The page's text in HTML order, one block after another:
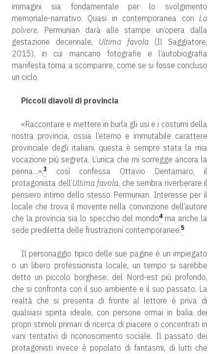
immagini sia fondamentale per lo svolgimento
memoriale-narrativo. Quasi in contemporanea con La
polvere, Permunian darà alle stampe un’opera dalla
gestazione decennale, Ultima favola (Il Saggiatore,
2015), in cui mancano fotografie e l’autobiografia
manifesta torna a scomparire, come se si fosse concluso
un ciclo.
Piccoli diavoli di provincia
«Raccontare e mettere in burla gli usi e i costumi della
nostra provincia, ossia l’eterno e immutabile carattere
provinciale degli italiani, questa è sempre stata la mia
vocazione più segreta. L’unica che mi sorregge ancora la
penna…»,3
così confessa Ottavio Dentamaro, il
protagonista dell’Ultima favola, che sembra riverberare il
pensiero intimo dello stesso Permunian. Interesse per il
locale che trova il movente nella convinzione dell’autore
che la provincia sia lo specchio del mondo4ma anche la
sede prediletta delle frustrazioni contemporanee.5
Il personaggio tipico delle sue pagine è un impiegato
o un libero professionista locale, un tempo si sarebbe
detto un piccolo borghese, del Nord-est più profondo,
che si confronta con il suo ambiente e il suo passato. La
realtà che si presenta di fronte al lettore è priva di
qualsiasi spinta ideale, con persone ormai in balia dei
propri stimoli primari di ricerca di piacere o concentrati in
vani tentativi di riconoscimento sociale. Il passato dei
protagonisti invece è popolato di fantasmi, di lutti che